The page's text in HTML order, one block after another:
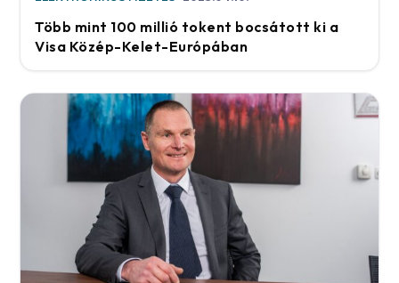
Több mint 100 millió tokent bocsátott ki a
Visa Közép-Kelet-Európában